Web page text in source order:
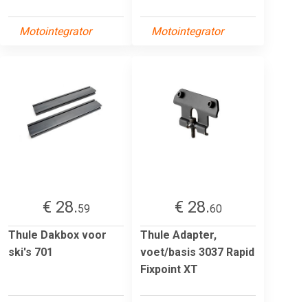
Motointegrator Motointegrator
€ 28.59
Thule Dakbox voor
ski's 701
€ 28.60
Thule Adapter,
voet/basis 3037 Rapid
Fixpoint XT